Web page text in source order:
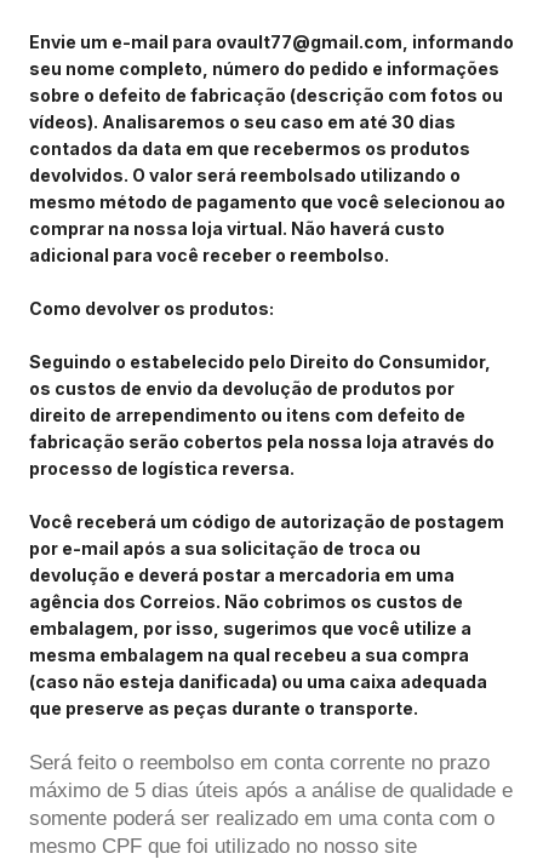
Envie um e-mail para ovault77@gmail.com , informando
seu nome completo, número do pedido e informações
sobre o defeito de fabricação (descrição com fotos ou
vídeos). Analisaremos o seu caso em até 30 dias
contados da data em que recebermos os produtos
devolvidos. O valor será reembolsado utilizando o
mesmo método de pagamento que você selecionou ao
comprar na nossa loja virtual. Não haverá custo
adicional para você receber o reembolso.
Como devolver os produtos:
Seguindo o estabelecido pelo Direito do Consumidor,
os custos de envio da devolução de produtos por
direito de arrependimento ou itens com defeito de
fabricação serão cobertos pela nossa loja através do
processo de logística reversa.
Você receberá um código de autorização de postagem
por e-mail após a sua solicitação de troca ou
devolução e deverá postar a mercadoria em uma
agência dos Correios. Não cobrimos os custos de
embalagem, por isso, sugerimos que você utilize a
mesma embalagem na qual recebeu a sua compra
(caso não esteja danificada) ou uma caixa adequada
que preserve as peças durante o transporte.
Será feito o reembolso em conta corrente no prazo
máximo de 5 dias úteis após a análise de qualidade e
somente poderá ser realizado em uma conta com o
mesmo CPF que foi utilizado no nosso site